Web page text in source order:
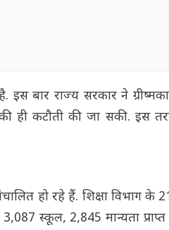
इस बार राज्य सरकार ने
ही कटौती की जा सकी. इस
हो रहे हैं. शिक्षा विभाग
स्कूल, 2,845 मान्यता